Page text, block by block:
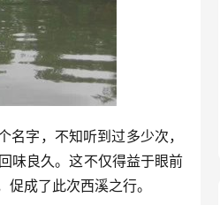
字，不知听到过多少次，
味良久。这不仅得益于眼前
成了此次西溪之行。